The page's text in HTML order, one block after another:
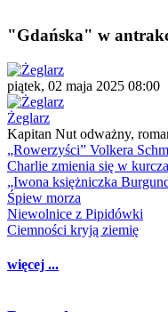
"Gdańska" w
piątek, 02 maja 2025 08:00
Żeglarz
Kapitan Nut odważny,
„Rowerzyści” Volkera
Charlie zmienia się w
„Iwona księżniczka
Śpiew morza
Niewolnice z Pipidówki
Ciemności kryją ziemię
więcej ...